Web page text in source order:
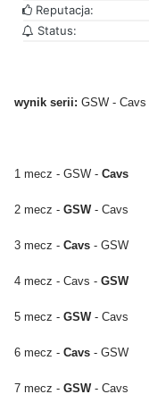
Reputacja:
Status:
wynik serii: GSW - Cavs
1 mecz - GSW - Cavs
2 mecz - GSW- Cavs
3 mecz - Cavs - GSW
4 mecz - Cavs - GSW
5 mecz - GSW- Cavs
6 mecz - Cavs - GSW
7 mecz - GSW- Cavs